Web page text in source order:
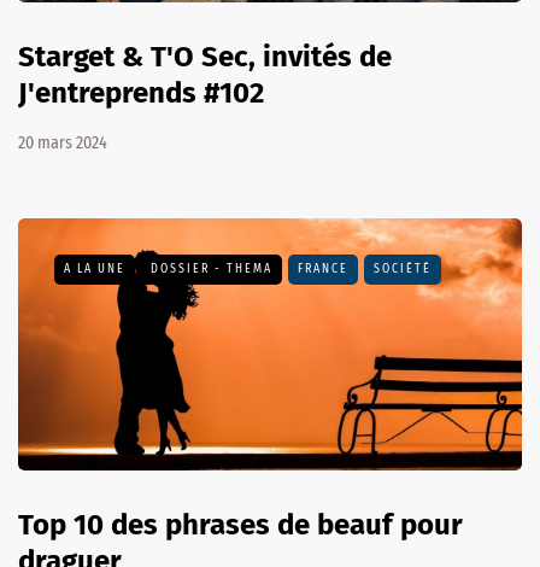
Starget & T'O Sec, invités de
J'entreprends #102
20 mars 2024
A LA UNE DOSSIER - THEMA FRANCE SOCIÉTÉ
Top 10 des phrases de beauf pour